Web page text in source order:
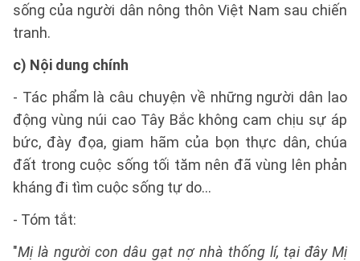
sống của người dân nông thôn Việt Nam sau chiến
tranh.
c) Nội dung chính
- Tác phẩm là câu chuyện về những người dân lao
động vùng núi cao Tây Bắc không cam chịu sự áp
bức, đày đọa, giam hãm của bọn thực dân, chúa
đất trong cuộc sống tối tăm nên đã vùng lên phản
kháng đi tìm cuộc sống tự do...
- Tóm tắt:
"Mị là người con dâu gạt nợ nhà thống lí, tại đây Mị